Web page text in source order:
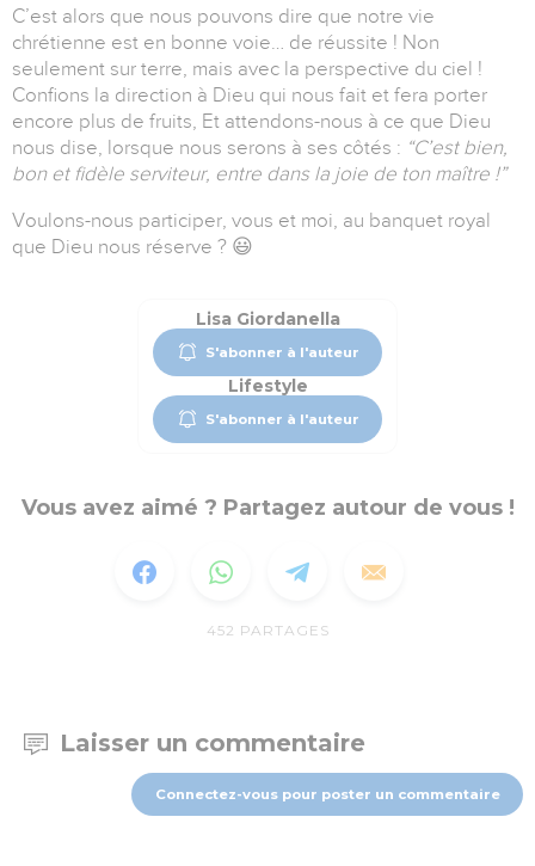
C’est alors que nous pouvons dire que notre vie
chrétienne est en bonne voie… de réussite ! Non
seulement sur terre, mais avec la perspective du ciel !
Confions la direction à Dieu qui nous fait et fera porter
encore plus de fruits, Et attendons-nous à ce que Dieu
nous dise, lorsque nous serons à ses côtés : “C’est bien,
bon et fidèle serviteur, entre dans la joie de ton maître !”
Voulons-nous participer, vous et moi, au banquet royal
que Dieu nous réserve ? 😃
Lisa Giordanella
S'abonner à l'auteur
Lifestyle
S'abonner à l'auteur
Vous avez aimé ? Partagez autour de vous !
452 PARTAGES
Laisser un commentaire
Connectez-vous pour poster un commentaire